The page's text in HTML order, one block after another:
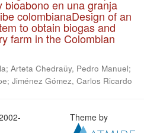
bioabono en una granja
colombianaDesign of an
to obtain biogas and
farm in the Colombian
; Arteta Chedraüy, Pedro Manuel;
; Jiménez Gómez, Carlos Ricardo
Theme by